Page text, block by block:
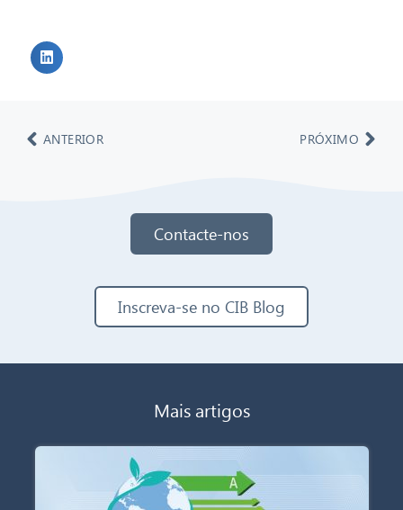
ANTERIOR PRÓXIMO
Contacte-nos
Inscreva-se no CIB Blog
Mais artigos